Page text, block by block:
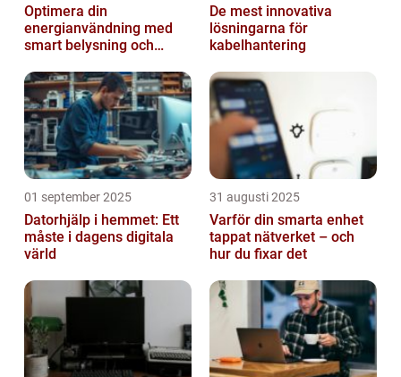
Optimera din
energianvändning med
smart belysning och
De mest innovativa
lösningarna för
kabelhantering
01 september 2025
Datorhjälp i hemmet: Ett
måste i dagens digitala
värld
31 augusti 2025
Varför din smarta enhet
tappat nätverket – och
hur du fixar det